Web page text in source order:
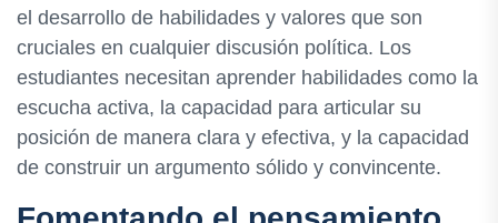
el desarrollo de habilidades y valores que son
cruciales en cualquier discusión política. Los
estudiantes necesitan aprender habilidades como la
escucha activa, la capacidad para articular su
posición de manera clara y efectiva, y la capacidad
de construir un argumento sólido y convincente.